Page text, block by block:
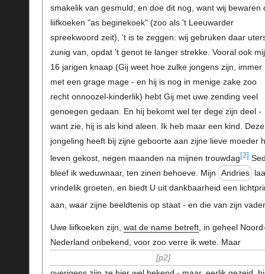
smakelik van gesmuld; en doe dit nog, want wij bewaren
liifkoeken "as beginekoek" (zoo als 't Leeuwarder
spreekwoord zeit), 't is te zeggen: wij gebruken daar
zunig van, opdat 't genot te langer strekke. Vooral ook
16 jarigen knaap (Gij weet hoe zulke jongens zijn, immer
met een grage mage - en hij is nog in menige zake zoo
recht onnoozel-kinderlik) hebt Gij met uwe zending veel
genoegen gedaan. En hij bekomt wel ter dege zijn deel -
want zie, hij is als kind aleen. Ik heb maar een kind. Deze
jongeling heeft bij zijne geboorte aan zijne lieve moeder
leven gekost, negen maanden na mijnen trouwdag [2]
bleef ik weduwnaar, ten zinen behoeve. Mijn
Andries
vrindelik groeten, en biedt U uit dankbaarheid een
aan, waar zijne beeldtenis op staat - en die van zijn vader
Uwe liifkoeken zijn, wat de name betreft, in geheel
Nederland onbekend, voor zoo verre ik wete. Maar
p2